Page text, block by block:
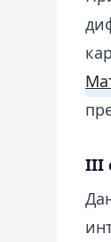
III